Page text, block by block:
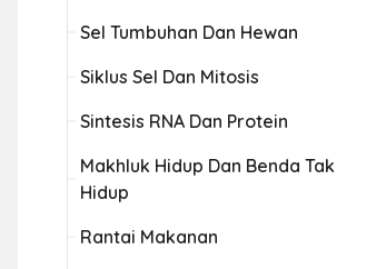
Sel Tumbuhan Dan Hewan
Siklus Sel Dan Mitosis
Sintesis RNA Dan Protein
Makhluk Hidup Dan Benda Tak
Hidup
Rantai Makanan